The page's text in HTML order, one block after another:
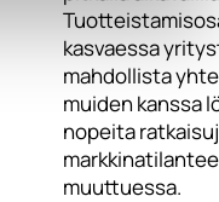
kasvaessa
mahdollista
muiden kanssa
nopeita
muuttuessa.